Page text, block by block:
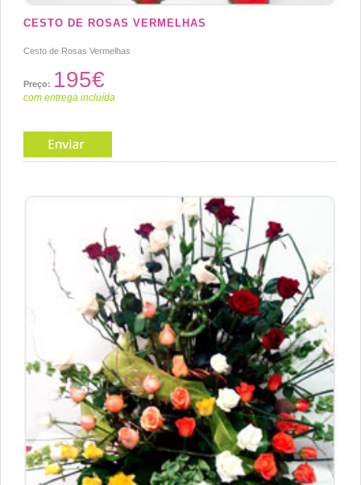
CESTO DE ROSAS VERMELHAS
Cesto de Rosas Vermelhas
Preço: 195€
com entrega incluída